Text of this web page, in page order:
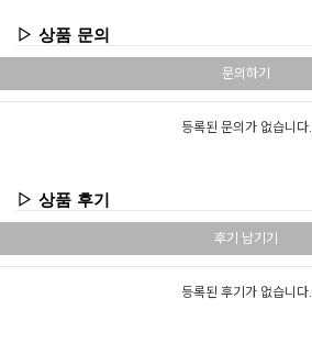
▷ 상품 문의
문의하기
등록된 문의가 없습니다.
▷ 상품 후기
후기 남기기
등록된 후기가 없습니다.